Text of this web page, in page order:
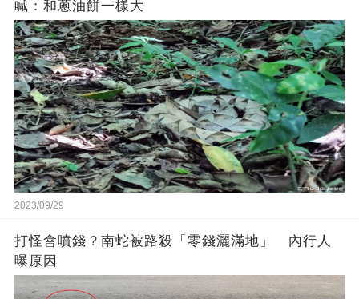
喊：和蔥油餅一樣大
2023/09/29
打怪會噴錢？南蛇被路殺「零錢灑滿地」 內行人
曝原因